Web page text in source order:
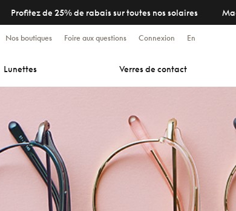
Profitez de 25% de rabais sur toutes nos solaires
Nos boutiques Foire aux questions Connexion En
Lunettes Verres de contact